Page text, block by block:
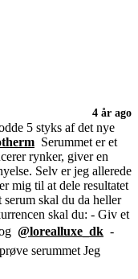
4 år ago
5 styks af det nye
Serummet er et
rynker, giver en
Selv er jeg allerede
mig til at dele resultatet
serum skal du da heller
skal du: - Giv et
@lorealluxe_dk -
serummet Jeg